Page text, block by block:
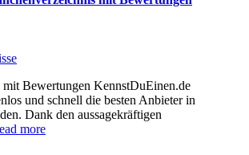
Bewertungen KennstDuEinen.de
und schnell die besten Anbieter in
Dank den aussagekräftigen
more